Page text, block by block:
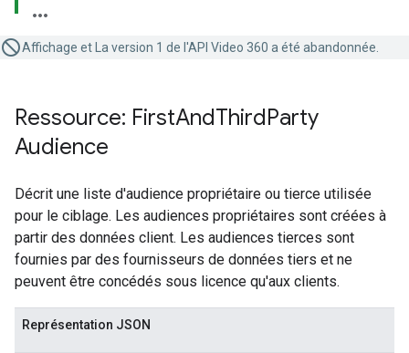
Affichage et La version 1 de l'API Video 360 a été abandonnée.
Ressource: FirstAndThirdParty
Audience
Décrit une liste d'audience propriétaire ou tierce utilisée
pour le ciblage. Les audiences propriétaires sont créées à
partir des données client. Les audiences tierces sont
fournies par des fournisseurs de données tiers et ne
peuvent être concédés sous licence qu'aux clients.
Représentation JSON